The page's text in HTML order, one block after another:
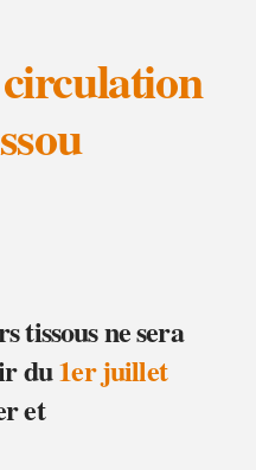
tissous ne sera
du1er juillet
et